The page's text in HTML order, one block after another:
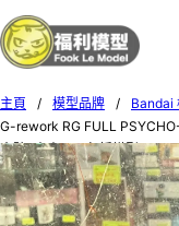
主頁 / 模型品牌 / Bandai
G-rework RG FULL
水貼 (本產品不包括模型)